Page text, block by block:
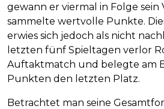
gewann er viermal in Folge
sammelte wertvolle Punkte.
erwies sich jedoch als nicht
letzten fünf Spieltagen verlor
Auftaktmatch und belegte am
Punkten den letzten Platz.
Betrachtet man seine